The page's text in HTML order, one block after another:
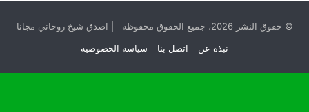
© حقوق النشر 2026، جميع الحقوق محفوظة | اصدق شيخ روحاني مجانا
نبذة عن
اتصل بنا سياسة الخصوصية